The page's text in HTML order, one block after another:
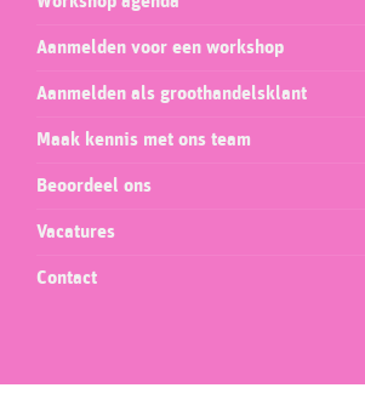
Aanmelden voor een workshop
Aanmelden als groothandelsklant
Maak kennis met ons team
Beoordeel ons
Vacatures
Contact